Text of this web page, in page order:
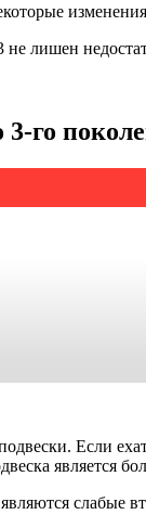
лишен
го
Если
является
слабые